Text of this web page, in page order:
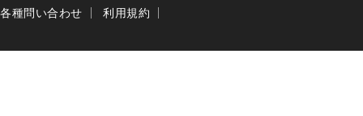
各種問い合わせ
利用規約